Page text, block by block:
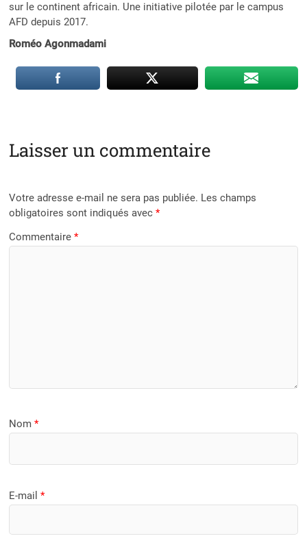
sur le continent africain. Une initiative pilotée par le campus
AFD depuis 2017.
Roméo Agonmadami
Laisser un commentaire
Votre adresse e-mail ne sera pas publiée. Les champs
obligatoires sont indiqués avec*
Commentaire*
Nom*
E-mail*